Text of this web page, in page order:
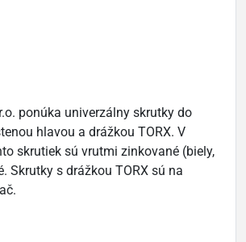
ponúka univerzálny skrutky do
hlavou a drážkou TORX. V
skrutiek sú vrutmi zinkované (biely,
Skrutky s drážkou TORX sú na